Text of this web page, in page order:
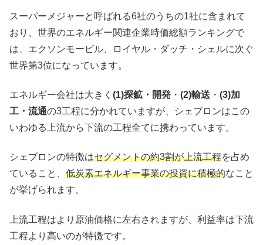
スーパーメジャーと呼ばれる6社のうちの1社に含まれて
おり、世界のエネルギー関連企業時価総額ランキングで
は、エクソンモービル、ロイヤル・ダッチ・シェルに次ぐ
世界第3位になっています。
エネルギー会社は大きく (1)探鉱・開発 ・ (2)輸送 ・ (3)加
工・流通の3工程に分かれていますが、シェブロンはこの
いわゆる上流から下流の工程全てに携わっています。
シェブロンの特徴はセグメントの約3割が上流工程を占め
ていること、 低炭素エネルギー事業の投資に積極的なこと
が挙げられます。
上流工程はより原油価格に左右されますが、利益率は下流
工程より高いのが特徴です。